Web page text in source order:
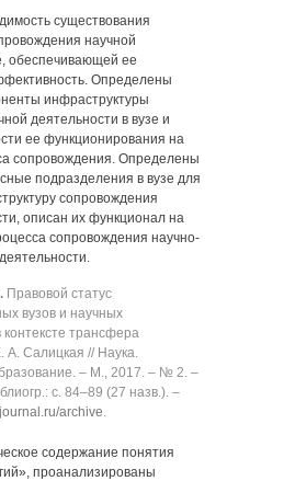
существования
научной
обеспечивающей ее
Определены
инфраструктуры
деятельности в вузе и
ее функционирования на
сопровождения. Определены
подразделения в вузе для
сопровождения
описан их функционал на
сопровождения научно-
Правовой статус
вузов и научных
контексте трансфера
А. Салицкая // Наука.
‒ М., 2017. ‒ № 2. ‒
с. 84‒89 (27 назв.). ‒
archive.
содержание понятия
проанализированы